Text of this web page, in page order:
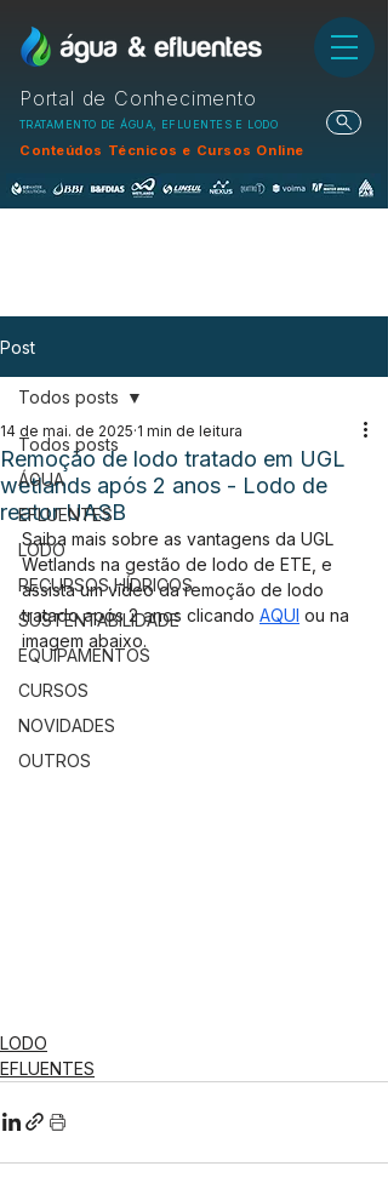
Portal de Conhecimento
TRATAMENTO DE ÁGUA, EFLUENTES E LODO
Conteúdos Técnicos e Cursos Online
Post
Todos posts
ÁGUA
EFLUENTES
LODO
RECURSOS HÍDRICOS
SUSTENTABILIDADE
EQUIPAMENTOS
CURSOS
NOVIDADES
OUTROS
Todos posts
Remoção de lodo tratado em UGL
wetlands após 2 anos - Lodo de
reator UASB
14 de mai. de 2025 1 min de leitura
Saiba mais sobre as vantagens da UGL
Wetlands na gestão de lodo de ETE, e
assista um vídeo da remoção de lodo
tratado após 2 anos clicando AQUI ou na
imagem abaixo.
LODO
EFLUENTES